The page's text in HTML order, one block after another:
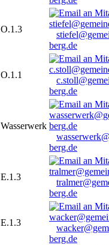
O.1.3
berg.de
O.1.1
berg.de
Wasserwerk
berg.de
E.1.3
berg.de
E.1.3
berg.de